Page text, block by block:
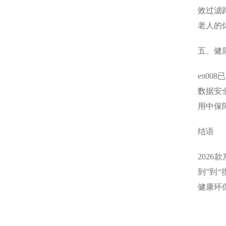
效过滤
老人的
五、健
eπ008
数据安
用中保
结语
2026
到”到“
健康环